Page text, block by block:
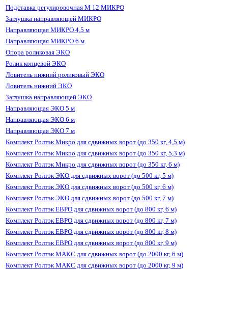
Подставка регулировочная М 12 МИКРО
Заглушка направляющей МИКРО
Направляющая МИКРО 4,5 м
Направляющая МИКРО 6 м
Опора роликовая ЭКО
Ролик концевой ЭКО
Ловитель нижний роликовый ЭКО
Ловитель нижний ЭКО
Заглушка направляющей ЭКО
Направляющая ЭКО 5 м
Направляющая ЭКО 6 м
Направляющая ЭКО 7 м
Комплект Ролтэк Микро для сдвижных ворот (до 350 кг, 4,5 м)
Комплект Ролтэк Микро для сдвижных ворот (до 350 кг, 5,3 м)
Комплект Ролтэк Микро для сдвижных ворот (до 350 кг, 6 м)
Комплект Ролтэк ЭКО для сдвижных ворот (до 500 кг, 5 м)
Комплект Ролтэк ЭКО для сдвижных ворот (до 500 кг, 6 м)
Комплект Ролтэк ЭКО для сдвижных ворот (до 500 кг, 7 м)
Комплект Ролтэк ЕВРО для сдвижных ворот (до 800 кг, 6 м)
Комплект Ролтэк ЕВРО для сдвижных ворот (до 800 кг, 7 м)
Комплект Ролтэк ЕВРО для сдвижных ворот (до 800 кг, 8 м)
Комплект Ролтэк ЕВРО для сдвижных ворот (до 800 кг, 9 м)
Комплект Ролтэк МАКС для сдвижных ворот (до 2000 кг, 6 м)
Комплект Ролтэк МАКС для сдвижных ворот (до 2000 кг, 9 м)